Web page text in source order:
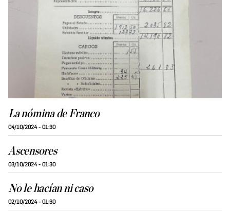
La nómina de Franco
04/10/2024 - 01:30
Ascensores
03/10/2024 - 01:30
No le hacían ni caso
02/10/2024 - 01:30